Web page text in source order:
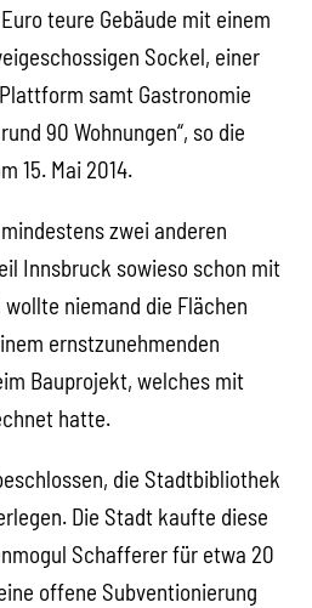
teure Gebäude mit einem
Sockel, einer
samt Gastronomie
90 Wohnungen“, so die
15. Mai 2014.
zwei anderen
Innsbruck sowieso schon mit
niemand die Flächen
ernstzunehmenden
Bauprojekt, welches mit
hatte.
die Stadtbibliothek
Die Stadt kaufte diese
Schafferer für etwa 20
offene Subventionierung